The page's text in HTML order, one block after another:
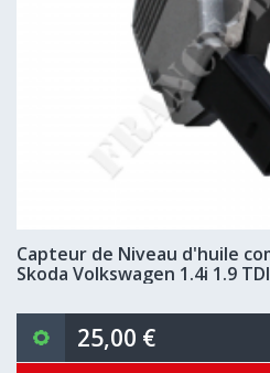
Capteur de Niveau d'huile
Skoda Volkswagen 1.4i 1.9
25,00 €